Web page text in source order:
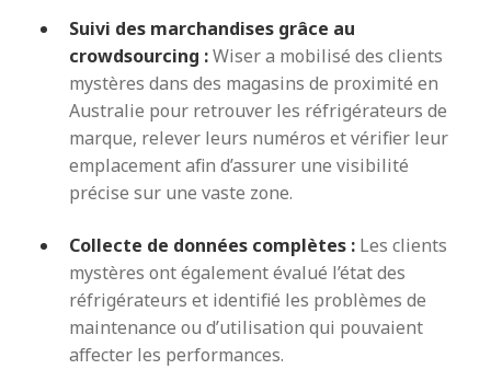
Suivi des marchandises grâce au
crowdsourcing :Wiser a mobilisé des clients
mystères dans des magasins de proximité en
Australie pour retrouver les réfrigérateurs de
marque, relever leurs numéros et vérifier leur
emplacement afin d’assurer une visibilité
précise sur une vaste zone.
Collecte de données complètes : Les clients
mystères ont également évalué l’état des
réfrigérateurs et identifié les problèmes de
maintenance ou d’utilisation qui pouvaient
affecter les performances.